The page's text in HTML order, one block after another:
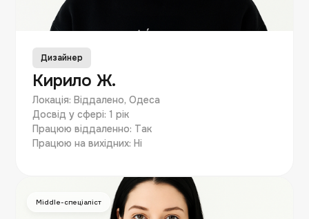
Дизайнер
Кирило Ж.
Локація: Віддалено, Одеса
Досвід у сфері: 1 рік
Працюю віддаленно: Так
Працюю на вихідних: Ні
Middle-спеціаліст